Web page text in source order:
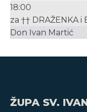
18:00
za †† DRAŽENKA i
Don Ivan Martić
ŽUPA SV.